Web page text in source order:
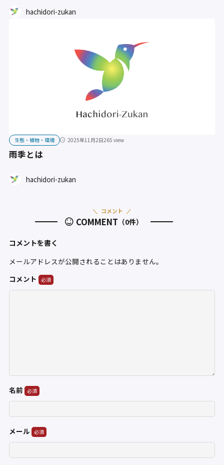
hachidori-zukan
生態・植物・環境 2025年11月2日265 view
雨季とは
hachidori-zukan
COMMENT （0件）
コメント
コメントを書く
メールアドレスが公開されることはありません。
コメント
名前
メール